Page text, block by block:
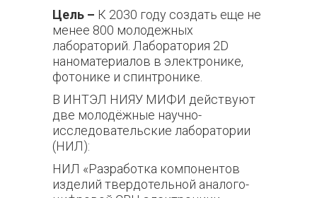
Цель – К 2030 году создать еще не
менее 800 молодежных
лабораторий. Лаборатория 2D
наноматериалов в электронике,
фотонике и спинтронике.
В ИНТЭЛ НИЯУ МИФИ действуют
две молодёжные научно-
исследовательские лаборатории
(НИЛ):
НИЛ «Разработка компонентов
изделий твердотельной аналого-